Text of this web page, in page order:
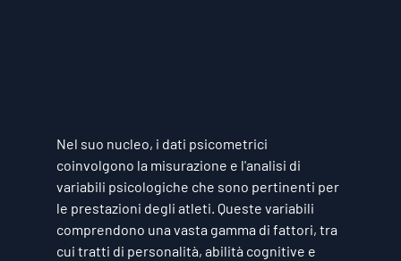
Nel suo nucleo, i dati psicometrici
coinvolgono la misurazione e l'analisi di
variabili psicologiche che sono pertinenti per
le prestazioni degli atleti. Queste variabili
comprendono una vasta gamma di fattori, tra
cui tratti di personalità, abilità cognitive e